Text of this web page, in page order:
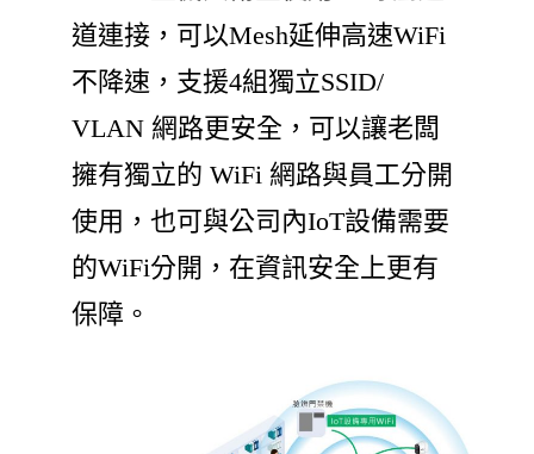
道連接，可以Mesh延伸高速WiFi
不降速，支援4組獨立SSID/
VLAN 網路更安全，可以讓老闆
擁有獨立的 WiFi 網路與員工分開
使用，也可與公司內IoT設備需要
的WiFi分開，在資訊安全上更有
保障。